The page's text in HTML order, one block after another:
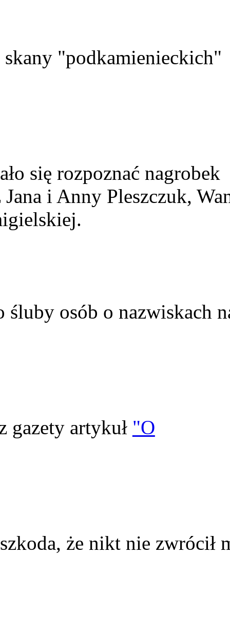
"podkamienieckich"
się rozpoznać nagrobek
i Anny Pleszczuk,
śluby osób o nazwiskach
gazety artykuł "O
że nikt nie zwrócił